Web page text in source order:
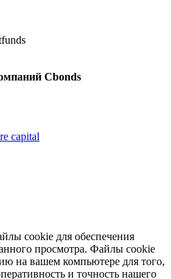
Cbonds
capital
cookie для обеспечения
просмотра. Файлы cookie
на вашем компьютере для того,
и точность нашего